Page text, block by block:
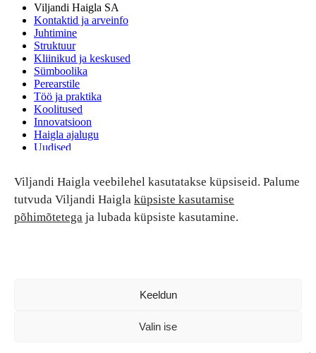
Viljandi Haigla veebilehel kasutatakse küpsiseid. Palume
tutvuda Viljandi Haigla küpsiste kasutamise
põhimõtetega ja lubada küpsiste kasutamine.
Keeldun
Valin ise
Viljandi Haigla SA
Kontaktid ja arveinfo
Juhtimine
Struktuur
Kliinikud ja keskused
Sümboolika
Perearstile
Töö ja praktika
Koolitused
Innovatsioon
Haigla ajalugu
Uudised
Patsiendi turvalisus ja õigused
Patsiendi õigused ja kohustused
Patsiendiohutus
Patsientide nõukoda